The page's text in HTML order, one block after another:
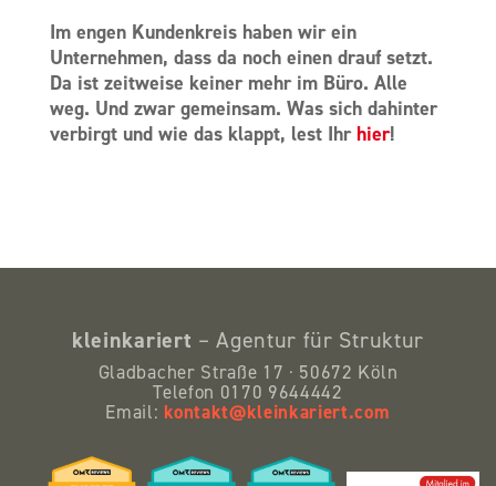
Im engen Kundenkreis haben wir ein
Unternehmen, dass da noch einen drauf setzt.
Da ist zeitweise keiner mehr im Büro. Alle
weg. Und zwar gemeinsam. Was sich dahinter
verbirgt und wie das klappt, lest Ihr hier!
kleinkariert – Agentur für Struktur
Gladbacher Straße 17 · 50672 Köln
Telefon 0170 9644442
Email: kontakt@kleinkariert.com